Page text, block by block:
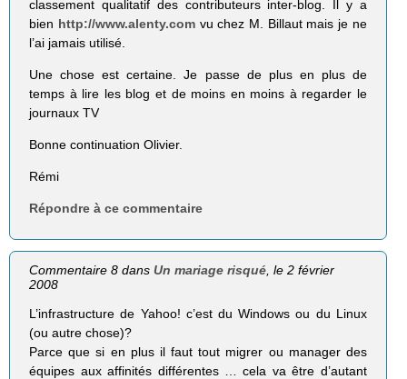
classement qualitatif des contributeurs inter-blog. Il y a
bien http://www.alenty.comvu chez M. Billaut mais je ne
l’ai jamais utilisé.
Une chose est certaine. Je passe de plus en plus de
temps à lire les blog et de moins en moins à regarder le
journaux TV
Bonne continuation Olivier.
Rémi
Répondre à ce commentaire
Commentaire 8 dansUn mariage risqué , le 2 février
2008
L’infrastructure de Yahoo! c’est du Windows ou du Linux
(ou autre chose)?
Parce que si en plus il faut tout migrer ou manager des
équipes aux affinités différentes … cela va être d’autant